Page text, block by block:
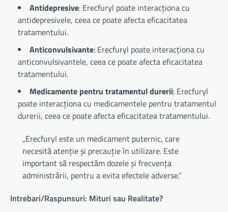
Antidepresive: Erecfuryl poate interacționa cu
antidepresivele, ceea ce poate afecta eficacitatea
tratamentului.
Anticonvulsivante: Erecfuryl poate interacționa cu
anticonvulsivantele, ceea ce poate afecta eficacitatea
tratamentului.
Medicamente pentru tratamentul durerii: Erecfuryl
poate interacționa cu medicamentele pentru tratamentul
durerii, ceea ce poate afecta eficacitatea tratamentului.
„Erecfuryl este un medicament puternic, care
necesită atenție și precauție în utilizare. Este
important să respectăm dozele și frecvența
administrării, pentru a evita efectele adverse.”
Intrebari/Raspunsuri: Mituri sau Realitate?